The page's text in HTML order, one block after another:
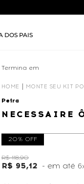
DOS PAIS
Termina em
HOME MONTE SEU KIT
Petra
NECESSAIRE
20% OFF
R$ 118,90
R$ 95,12